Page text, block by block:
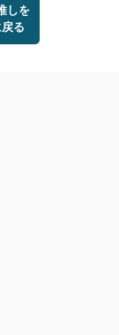
しを
る